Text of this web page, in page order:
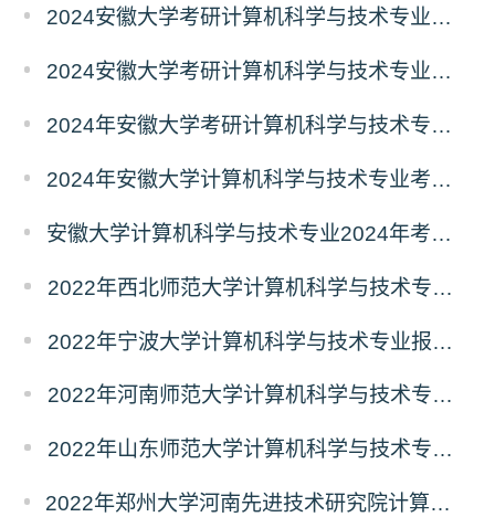
2024安徽大学考研计算机科学与技术专业初试科目调整了吗
2024安徽大学考研计算机科学与技术专业初试科目调整了吗？
2024年安徽大学考研计算机科学与技术专业初试科目调整了吗？
2024年安徽大学计算机科学与技术专业考研初试科目调整了吗？
安徽大学计算机科学与技术专业2024年考研初试科目调整了吗？
2022年西北师范大学计算机科学与技术专业报录比
2022年宁波大学计算机科学与技术专业报录比
2022年河南师范大学计算机科学与技术专业报录比
2022年山东师范大学计算机科学与技术专业报录比
2022年郑州大学河南先进技术研究院计算机科学与技术专业报录比